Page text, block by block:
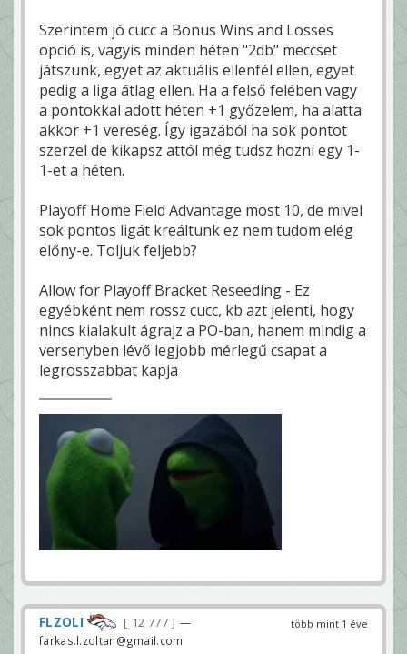
Szerintem jó cucc a Bonus Wins and Losses
opció is, vagyis minden héten "2db" meccset
játszunk, egyet az aktuális ellenfél ellen, egyet
pedig a liga átlag ellen. Ha a felső felében vagy
a pontokkal adott héten +1 győzelem, ha alatta
akkor +1 vereség. Így igazából ha sok pontot
szerzel de kikapsz attól még tudsz hozni egy 1-
1-et a héten.
Playoff Home Field Advantage most 10, de mivel
sok pontos ligát kreáltunk ez nem tudom elég
előny-e. Toljuk feljebb?
Allow for Playoff Bracket Reseeding - Ez
egyébként nem rossz cucc, kb azt jelenti, hogy
nincs kialakult ágrajz a PO-ban, hanem mindig a
versenyben lévő legjobb mérlegű csapat a
legrosszabbat kapja
több mint 1 éve
FLZOLI 12 777
—
farkas.l.zoltan@gmail.com